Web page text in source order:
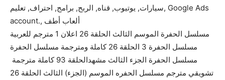
سيارات, يوتيوب, قناه, الربح, برامج, احتراف, تعليم, Google Ads
account., ألعاب أطف
مسلسل الحفرة الموسم الثالث الحلقة 26 اعلان 1 مترجم للعربية
مسلسل الحفرة 3 الحلقة 26 كاملة ومترجمة مسلسل الحفرة
الحلقة 93 كاملة مترجمة ‏‎مسلسل الحفرة الجزء الثالث مشهد
تشويقي مترجم مسلسل الحفره الموسم (الجزء) الثالث الحلقة 26